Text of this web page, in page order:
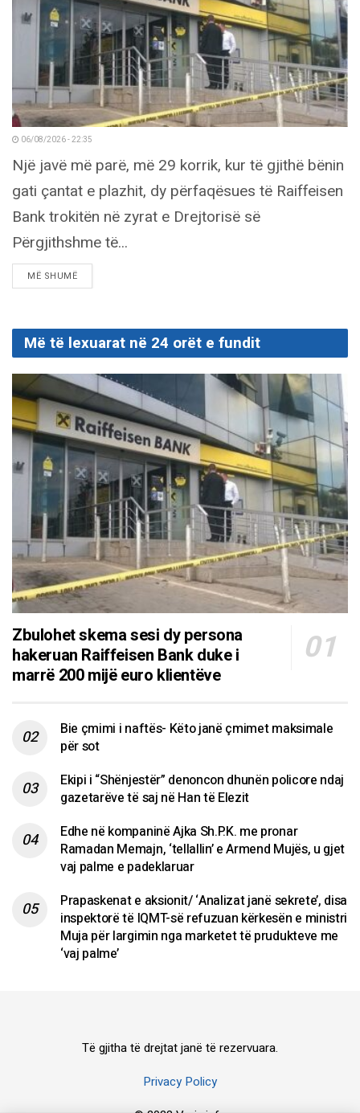
06/08/2026 - 22:35
Një javë më parë, më 29 korrik, kur të gjithë bënin
gati çantat e plazhit, dy përfaqësues të Raiffeisen
Bank trokitën në zyrat e Drejtorisë së
Përgjithshme të...
MË SHUMËDETAILS
Më të lexuarat në 24 orët e fundit
Zbulohet skema sesi dy persona
hakeruan Raiffeisen Bank duke i
marrë 200 mijë euro klientëve
Bie çmimi i naftës- Këto janë çmimet maksimale
për sot
Ekipi i “Shënjestër” denoncon dhunën policore ndaj
gazetarëve të saj në Han të Elezit
Edhe në kompaninë Ajka Sh.P.K. me pronar
Ramadan Memajn, ‘tellallin’ e Armend Mujës, u gjet
vaj palme e padeklaruar
Prapaskenat e aksionit/ ‘Analizat janë sekrete’, disa
inspektorë të IQMT-së refuzuan kërkesën e ministri
Muja për largimin nga marketet të prudukteve me
‘vaj palme’
Të gjitha të drejtat janë të rezervuara.
Privacy Policy